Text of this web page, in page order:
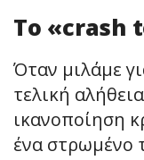
Το «crash
Όταν μιλάμε
τελική
ικανοποίηση
ένα στρωμένο